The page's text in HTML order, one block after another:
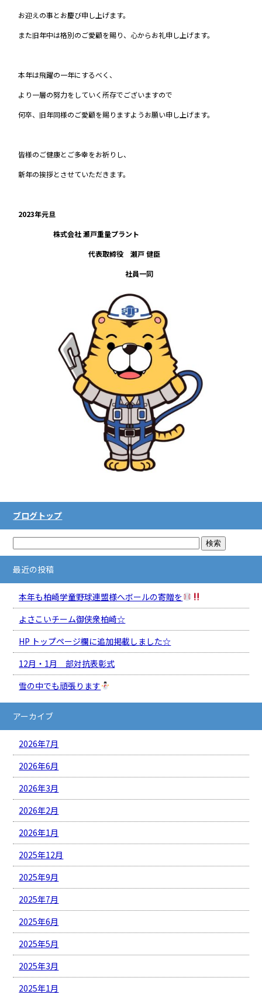
お迎えの事とお慶び申し上げます。
また旧年中は格別のご愛顧を賜り、心からお礼申し上げます。
本年は飛躍の一年にするべく、
より一層の努力をしていく所存でございますので
何卒、旧年同様のご愛顧を賜りますようお願い申し上げます。
皆様のご健康とご多幸をお祈りし、
新年の挨拶とさせていただきます。
2023年元旦
株式会社 瀬戸重量プラント
代表取締役 瀨戸 健臣
社員一同
ブログトップ
最近の投稿
本年も柏崎学童野球連盟様へボールの寄贈を
よさこいチーム御侠衆柏崎☆
HP トップページ欄に追加掲載しました☆
12月・1月 部対抗表彰式
雪の中でも頑張ります
アーカイブ
2026年7月
2026年6月
2026年3月
2026年2月
2026年1月
2025年12月
2025年9月
2025年7月
2025年6月
2025年5月
2025年3月
2025年1月